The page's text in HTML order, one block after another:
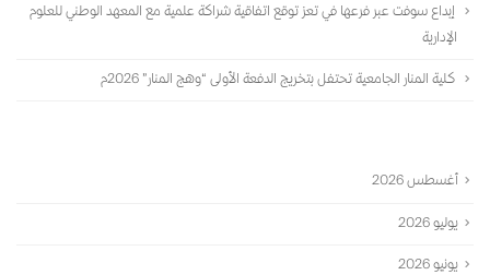
إبداع سوفت عبر فرعها في تعز توقع اتفاقية شراكة علمية مع المعهد الوطني للعلوم
الإدارية
كلية المنار الجامعية تحتفل بتخريج الدفعة الأولى “وهج المنار” 2026م
أغسطس 2026
يوليو 2026
يونيو 2026